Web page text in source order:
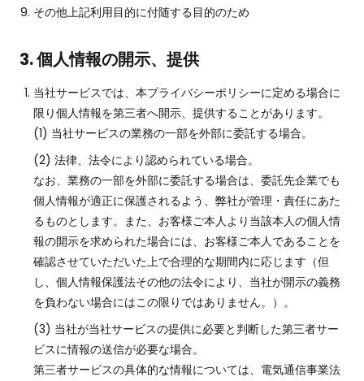
その他上記利用目的に付随する目的のため
3. 個人情報の開示、提供
当社サービスでは、本プライバシーポリシーに定める場合に
限り個人情報を第三者へ開示、提供することがあります。
当社サービスの業務の一部を外部に委託する場合。
法律、法令により認められている場合。
なお、業務の一部を外部に委託する場合は、委託先企業でも
個人情報が適正に保護されるよう、弊社が管理・責任にあた
るものとします。また、お客様ご本人より当該本人の個人情
報の開示を求められた場合には、お客様ご本人であることを
確認させていただいた上で合理的な期間内に応じます（但
し、個人情報保護法その他の法令により、当社が開示の義務
を負わない場合にはこの限りではありません。）。
当社が当社サービスの提供に必要と判断した第三者サー
ビスに情報の送信が必要な場合。
第三者サービスの具体的な情報については、電気通信事業法